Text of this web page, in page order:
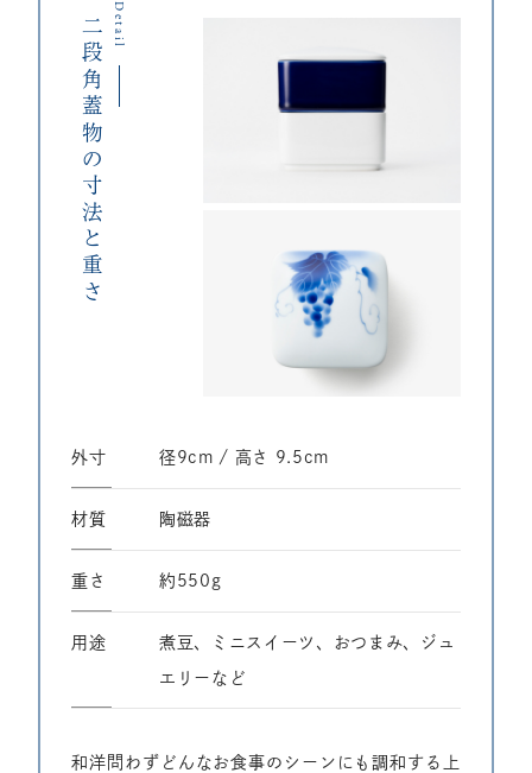
二段角蓋物の寸法と重さ Detail
外寸 径9cm / ⾼さ 9.5cm
材質 陶磁器
重さ 約550g
⽤途 煮豆、ミニスイーツ、おつまみ、ジュ
エリーなど
和洋問わずどんなお食事のシーンにも調和する上